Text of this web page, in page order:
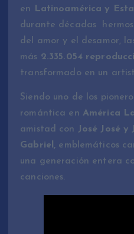
en
Latinoamérica y
durante décadas
del amor y el desamor,
más 2.335.054
transformado en un
Siendo uno de los
romántica en América
amistad con José José y
Gabriel, emblemáticos
una generación entera
canciones.